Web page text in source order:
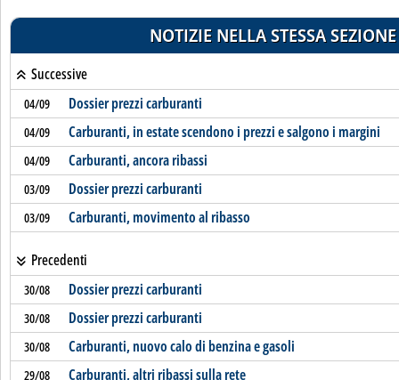
NOTIZIE NELLA STESSA SEZIONE
Successive
04/09 Dossier prezzi carburanti
04/09 Carburanti, in estate scendono i prezzi e salgono i margini
04/09 Carburanti, ancora ribassi
03/09 Dossier prezzi carburanti
03/09 Carburanti, movimento al ribasso
Precedenti
30/08 Dossier prezzi carburanti
30/08 Dossier prezzi carburanti
30/08 Carburanti, nuovo calo di benzina e gasoli
29/08 Carburanti, altri ribassi sulla rete